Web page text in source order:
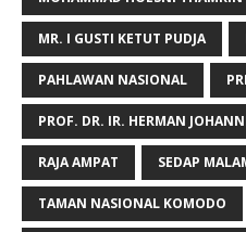
MR. I GUSTI KETUT PUDJA
PAHLAWAN NASIONAL
PROF. DR. IR. HERMAN
RAJA AMPAT SEDAP
TAMAN NASIONAL KOMODO